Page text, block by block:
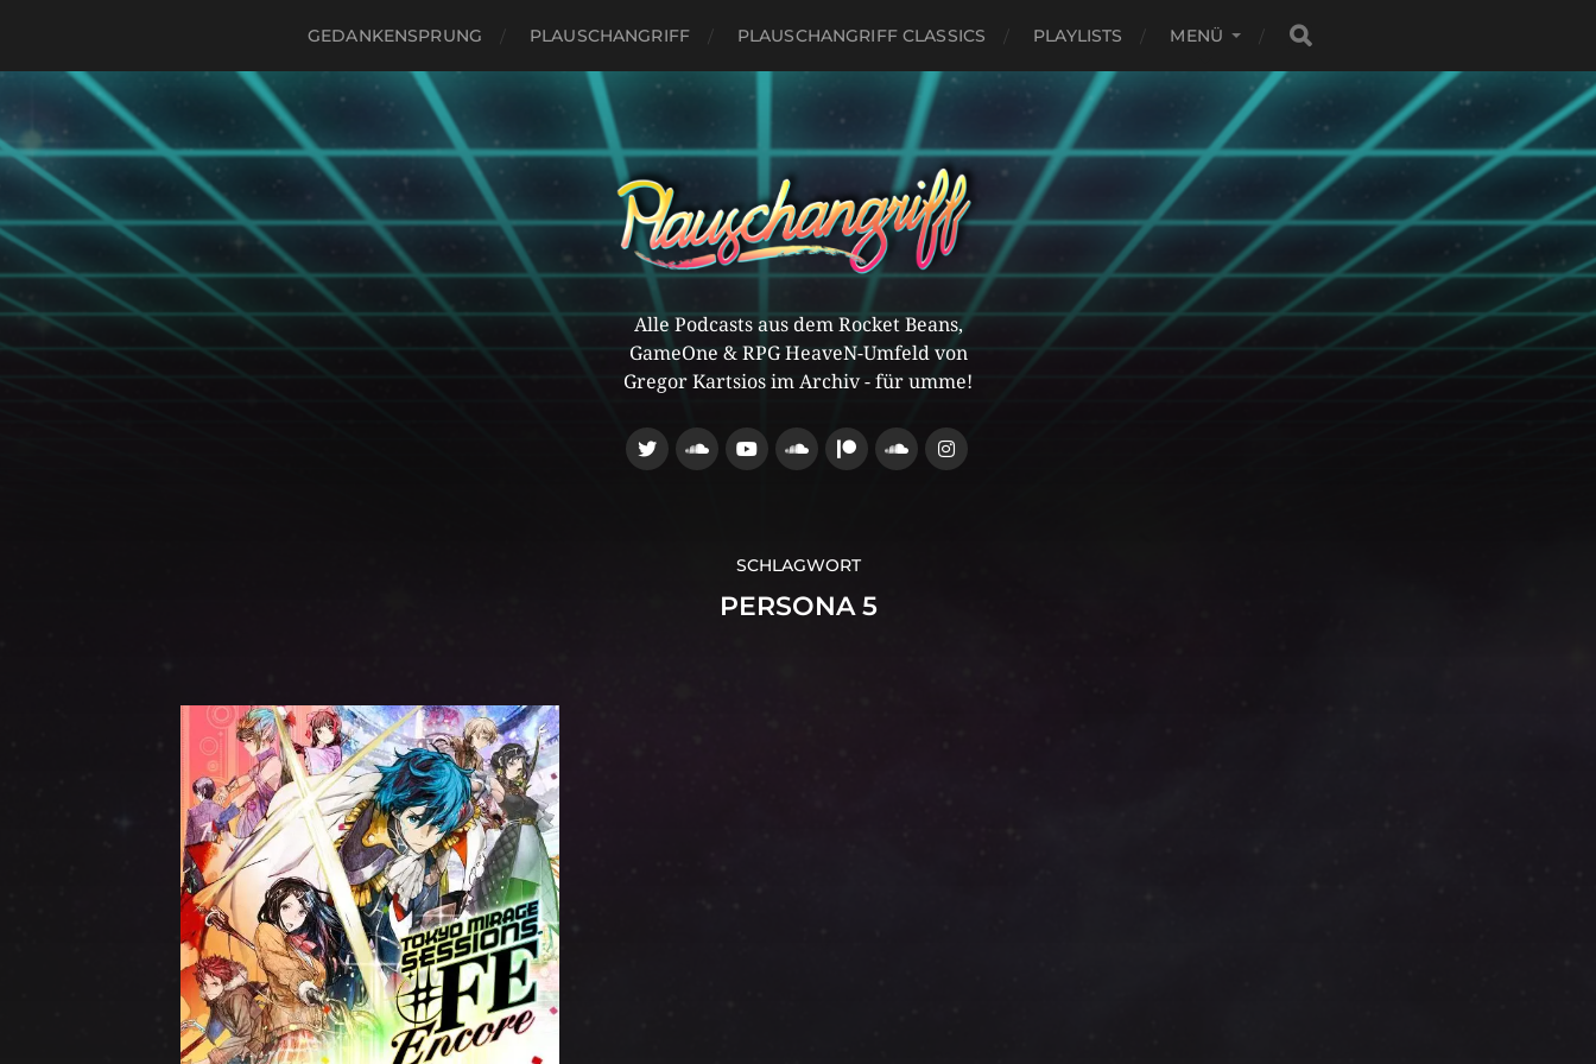
GEDANKENSPRUNG PLAUSCHANGRIFF PLAUSCHANGRIFF CLASSICS PLAYLISTS MENÜ
Alle Podcasts aus dem Rocket Beans,
GameOne & RPG HeaveN-Umfeld von
Gregor Kartsios im Archiv - für umme!
SCHLAGWORT
PERSONA 5